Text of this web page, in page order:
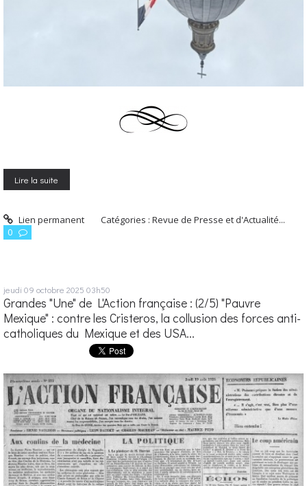
Lire la suite
Lien permanent Catégories :Revue de Presse et d'Actualité...
0
jeudi 09 octobre 2025 03h50
Grandes "Une" de L'Action française : (2/5) "Pauvre
Mexique" : contre les Cristeros, la collusion des forces anti-
catholiques du Mexique et des USA...